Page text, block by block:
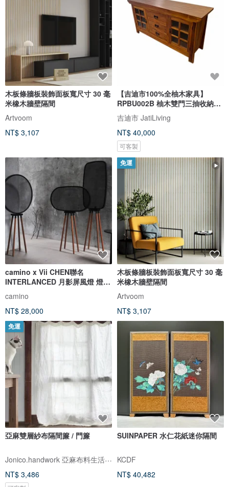
木板條牆板裝飾面板寬尺寸 30 毫
米橡木牆壁隔間
Artvoom
NT$ 3,107
【吉迪市100%全柚木家具】
RPBU002B 柚木雙門三抽收納櫃
腰櫃
吉迪市 JatiLiving
NT$ 40,000
可客製
camino x Vii CHEN聯名
INTERLANCED 月影屏風燈 燈飾
藝術擺飾
camino
NT$ 28,000
免運
木板條牆板裝飾面板寬尺寸 30 毫
米橡木牆壁隔間
Artvoom
NT$ 3,107
免運
亞麻雙層紗布隔間簾 / 門簾
Jonico.handwork 亞麻布料生活雜貨店
NT$ 3,486
SUINPAPER 水仁花紙迷你隔間
KCDF
NT$ 40,482